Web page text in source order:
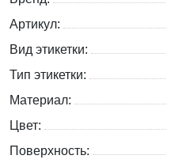
Артикул:
Вид этикетки:
Тип этикетки:
Материал:
Цвет:
Поверхность: